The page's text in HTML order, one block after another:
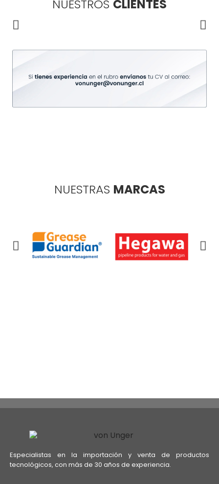
NUESTROS CLIENTES
NUESTRAS MARCAS
Especialistas en la importación y venta de productos
tecnológicos, con más de 30 años de experiencia.